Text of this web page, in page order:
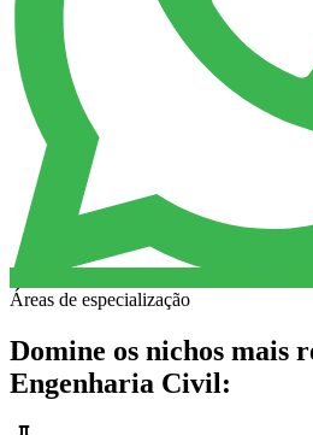
Áreas de especialização
Domine os nichos mais
Engenharia Civil: